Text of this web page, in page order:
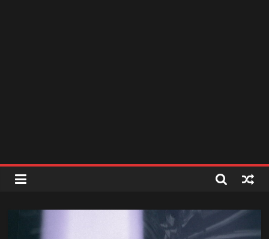
ลพบุรี
สถานี